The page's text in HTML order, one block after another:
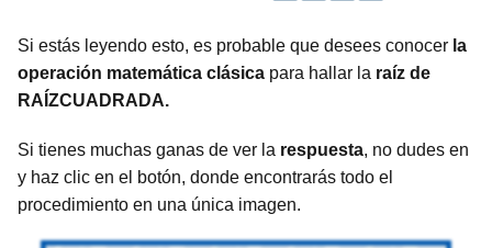
Si estás leyendo esto, es probable que desees conocer la
operación matemática clásica para hallar la raíz de
RAÍZCUADRADA.
Si tienes muchas ganas de ver la respuesta, no dudes en
y haz clic en el botón, donde encontrarás todo el
procedimiento en una única imagen.